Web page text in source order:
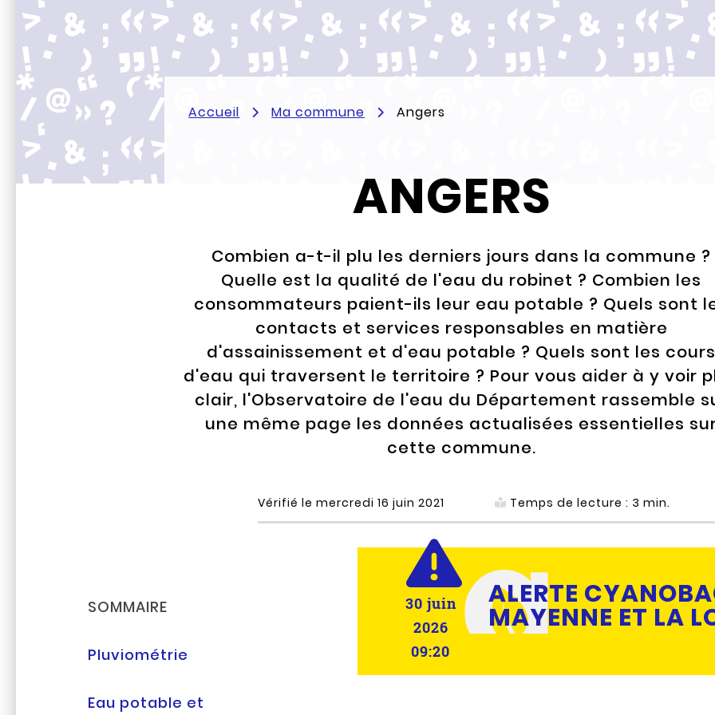
Accueil Ma commune Angers
ANGERS
Combien a-t-il plu les derniers jours dans la commune ?
Quelle est la qualité de l'eau du robinet ? Combien les
consommateurs paient-ils leur eau potable ? Quels sont
contacts et services responsables en matière
d'assainissement et d'eau potable ? Quels sont les cours
d'eau qui traversent le territoire ? Pour vous aider à y voir
clair, l'Observatoire de l'eau du Département rassemble
une même page les données actualisées essentielles
cette commune.
Vérifié le mercredi 16 juin 2021 Temps de lecture : 3 min.
SOMMAIRE
Pluviométrie
Eau potable et
30 juin
2026
09:20
ACTUALITÉ
ALERTE
MAYENNE ET LA